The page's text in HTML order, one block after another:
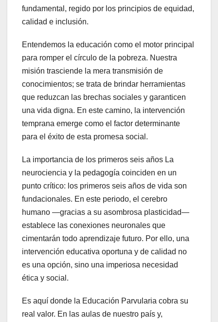
fundamental, regido por los principios de equidad,
calidad e inclusión.
Entendemos la educación como el motor principal
para romper el círculo de la pobreza. Nuestra
misión trasciende la mera transmisión de
conocimientos; se trata de brindar herramientas
que reduzcan las brechas sociales y garanticen
una vida digna. En este camino, la intervención
temprana emerge como el factor determinante
para el éxito de esta promesa social.
La importancia de los primeros seis años La
neurociencia y la pedagogía coinciden en un
punto crítico: los primeros seis años de vida son
fundacionales. En este periodo, el cerebro
humano —gracias a su asombrosa plasticidad—
establece las conexiones neuronales que
cimentarán todo aprendizaje futuro. Por ello, una
intervención educativa oportuna y de calidad no
es una opción, sino una imperiosa necesidad
ética y social.
Es aquí donde la Educación Parvularia cobra su
real valor. En las aulas de nuestro país y,